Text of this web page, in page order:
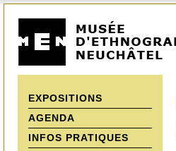
EXPOSITIONS
AGENDA
INFOS PRATIQUES